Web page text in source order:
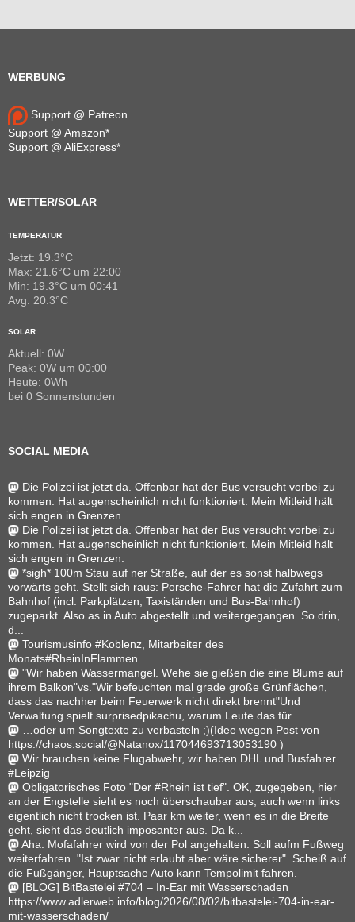
WERBUNG
Support @ Patreon
Support @ Amazon*
Support @ AliExpress*
WETTER/SOLAR
TEMPERATUR
Jetzt: 19.3°C
Max: 21.6°C um 22:00
Min: 19.3°C um 00:41
Avg: 20.3°C
SOLAR
Aktuell: 0W
Peak: 0W um 00:00
Heute: 0Wh
bei 0 Sonnenstunden
SOCIAL MEDIA
Die Polizei ist jetzt da. Offenbar hat der Bus versucht vorbei zu
kommen. Hat augenscheinlich nicht funktioniert. Mein Mitleid hält
sich engen in Grenzen.
Die Polizei ist jetzt da. Offenbar hat der Bus versucht vorbei zu
kommen. Hat augenscheinlich nicht funktioniert. Mein Mitleid hält
sich engen in Grenzen.
*sigh* 100m Stau auf ner Straße, auf der es sonst halbwegs
vorwärts geht. Stellt sich raus: Porsche-Fahrer hat die Zufahrt zum
Bahnhof (incl. Parkplätzen, Taxiständen und Bus-Bahnhof)
zugeparkt. Also as in Auto abgestellt und weitergegangen. So drin,
d...
Tourismusinfo #Koblenz, Mitarbeiter des
Monats#RheinInFlammen
"Wir haben Wassermangel. Wehe sie gießen die eine Blume auf
ihrem Balkon"vs."Wir befeuchten mal grade große Grünflächen,
dass das nachher beim Feuerwerk nicht direkt brennt"Und
Verwaltung spielt surprisedpikachu, warum Leute das für...
…oder um Songtexte zu verbasteln ;)(Idee wegen Post von
https://chaos.social/@Natanox/117044693713053190 )
Wir brauchen keine Flugabwehr, wir haben DHL und Busfahrer.
#Leipzig
Obligatorisches Foto "Der #Rhein ist tief". OK, zugegeben, hier
an der Engstelle sieht es noch überschaubar aus, auch wenn links
eigentlich nicht trocken ist. Paar km weiter, wenn es in die Breite
geht, sieht das deutlich imposanter aus. Da k...
Aha. Mofafahrer wird von der Pol angehalten. Soll aufm Fußweg
weiterfahren. "Ist zwar nicht erlaubt aber wäre sicherer". Scheiß auf
die Fußgänger, Hauptsache Auto kann Tempolimit fahren.
[BLOG] BitBastelei #704 – In-Ear mit Wasserschaden
https://www.adlerweb.info/blog/2026/08/02/bitbastelei-704-in-ear-
mit-wasserschaden/